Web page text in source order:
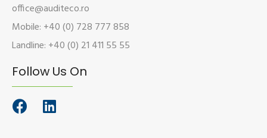
office@auditeco.ro
Mobile: +40 (0) 728 777 858
Landline: +40 (0) 21 411 55 55
Follow Us On